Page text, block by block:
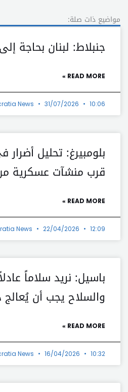
مواضيع ذات صلة:
جنبلاط: لبنان بحاجة
READ MORE »
News 31/07/2026 10:06 ص
بلومبيرغ: تحليل
قرب منشآت عسكرية
READ MORE »
News 22/04/2026 12:09 م
باسيل: نريد سلاماً
والسلاح يجب أن
READ MORE »
News 16/04/2026 10:32 ص